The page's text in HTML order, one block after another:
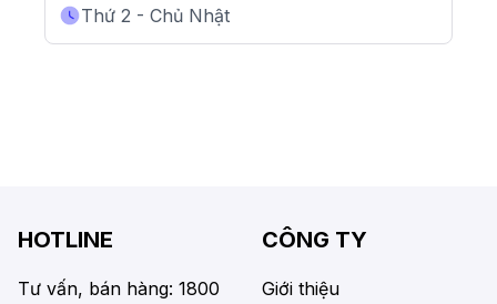
Thứ 2 - Chủ Nhật
HOTLINE
Tư vấn, bán hàng: 1800
CÔNG TY
Giới thiệu